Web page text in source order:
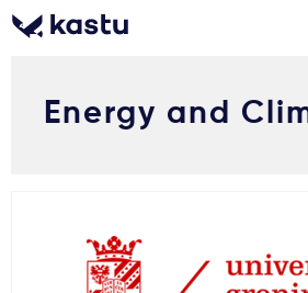
Powiadomienia
Zadzwoń Bezpłatne
Energy and